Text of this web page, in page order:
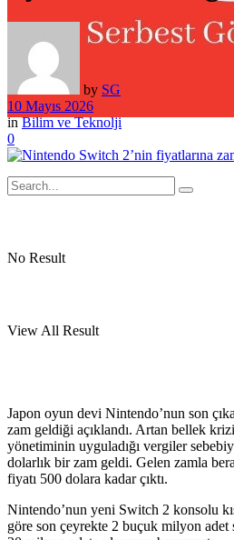
No Result
View All Result
by SG
10 Mayıs 2026
in Bilim ve Teknolji
0
Japon oyun devi Nintendo’nun son
zam geldiği açıklandı. Artan bellek
yönetiminin uyguladığı vergiler
dolarlık bir zam geldi. Gelen zamla
fiyatı 500 dolara kadar çıktı.
Nintendo’nun yeni Switch 2 konsolu
göre son çeyrekte 2 buçuk milyon adet